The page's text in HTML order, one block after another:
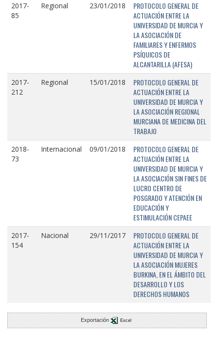
2017-
85
Regional 23/01/2018
PROTOCOLO GENERAL DE
ACTUACIÓN ENTRE LA
UNIVERSIDAD DE MURCIA Y
LA ASOCIACIÓN DE
FAMILIARES Y ENFERMOS
PSÍQUICOS DE
ALCANTARILLA (AFESA)
2017-
212
Regional 15/01/2018
PROTOCOLO GENERAL DE
ACTUACIÓN ENTRE LA
UNIVERSIDAD DE MURCIA Y
LA ASOCIACIÓN REGIONAL
MURCIANA DE MEDICINA DEL
TRABAJO
2018-
73
Internacional 09/01/2018
PROTOCOLO GENERAL DE
ACTUACIÓN ENTRE LA
UNIVERSIDAD DE MURCIA Y
LA ASOCIACIÓN SIN FINES DE
LUCRO CENTRO DE
POSGRADO Y ATENCIÓN EN
EDUCACIÓN Y
ESTIMULACIÓN CEPAEE
2017-
154
Nacional 29/11/2017
PROTOCOLO GENERAL DE
ACTUACIÓN ENTRE LA
UNIVERSIDAD DE MURCIA Y
LA ASOCIACIÓN MUJERES
BURKINA, EN EL ÁMBITO DEL
DESARROLLO Y LOS
DERECHOS HUMANOS
Exportación Excel